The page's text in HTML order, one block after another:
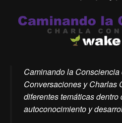
Caminando la
Conversaciones y Charlas
diferentes temáticas dentro
autoconocimiento y